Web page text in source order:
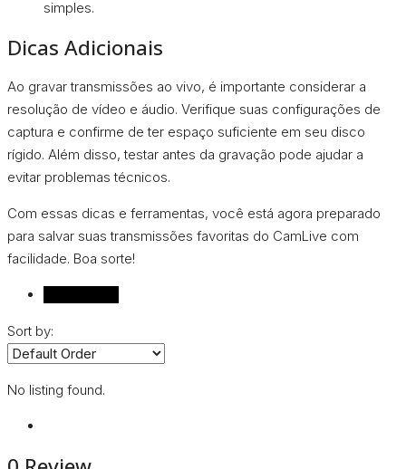
simples.
Dicas Adicionais
Ao gravar transmissões ao vivo, é importante considerar a
resolução de vídeo e áudio. Verifique suas configurações de
captura e confirme de ter espaço suficiente em seu disco
rígido. Além disso, testar antes da gravação pode ajudar a
evitar problemas técnicos.
Com essas dicas e ferramentas, você está agora preparado
para salvar suas transmissões favoritas do CamLive com
facilidade. Boa sorte!
Sort by:
No listing found.